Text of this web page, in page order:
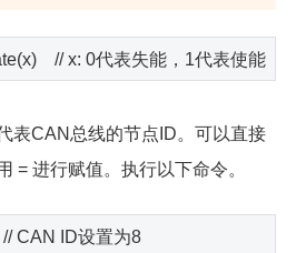
// x: 0代表失能，1代表使能
表CAN总线的节点ID。可以直接
= 进行赋值。执行以下命令。
CAN ID设置为8